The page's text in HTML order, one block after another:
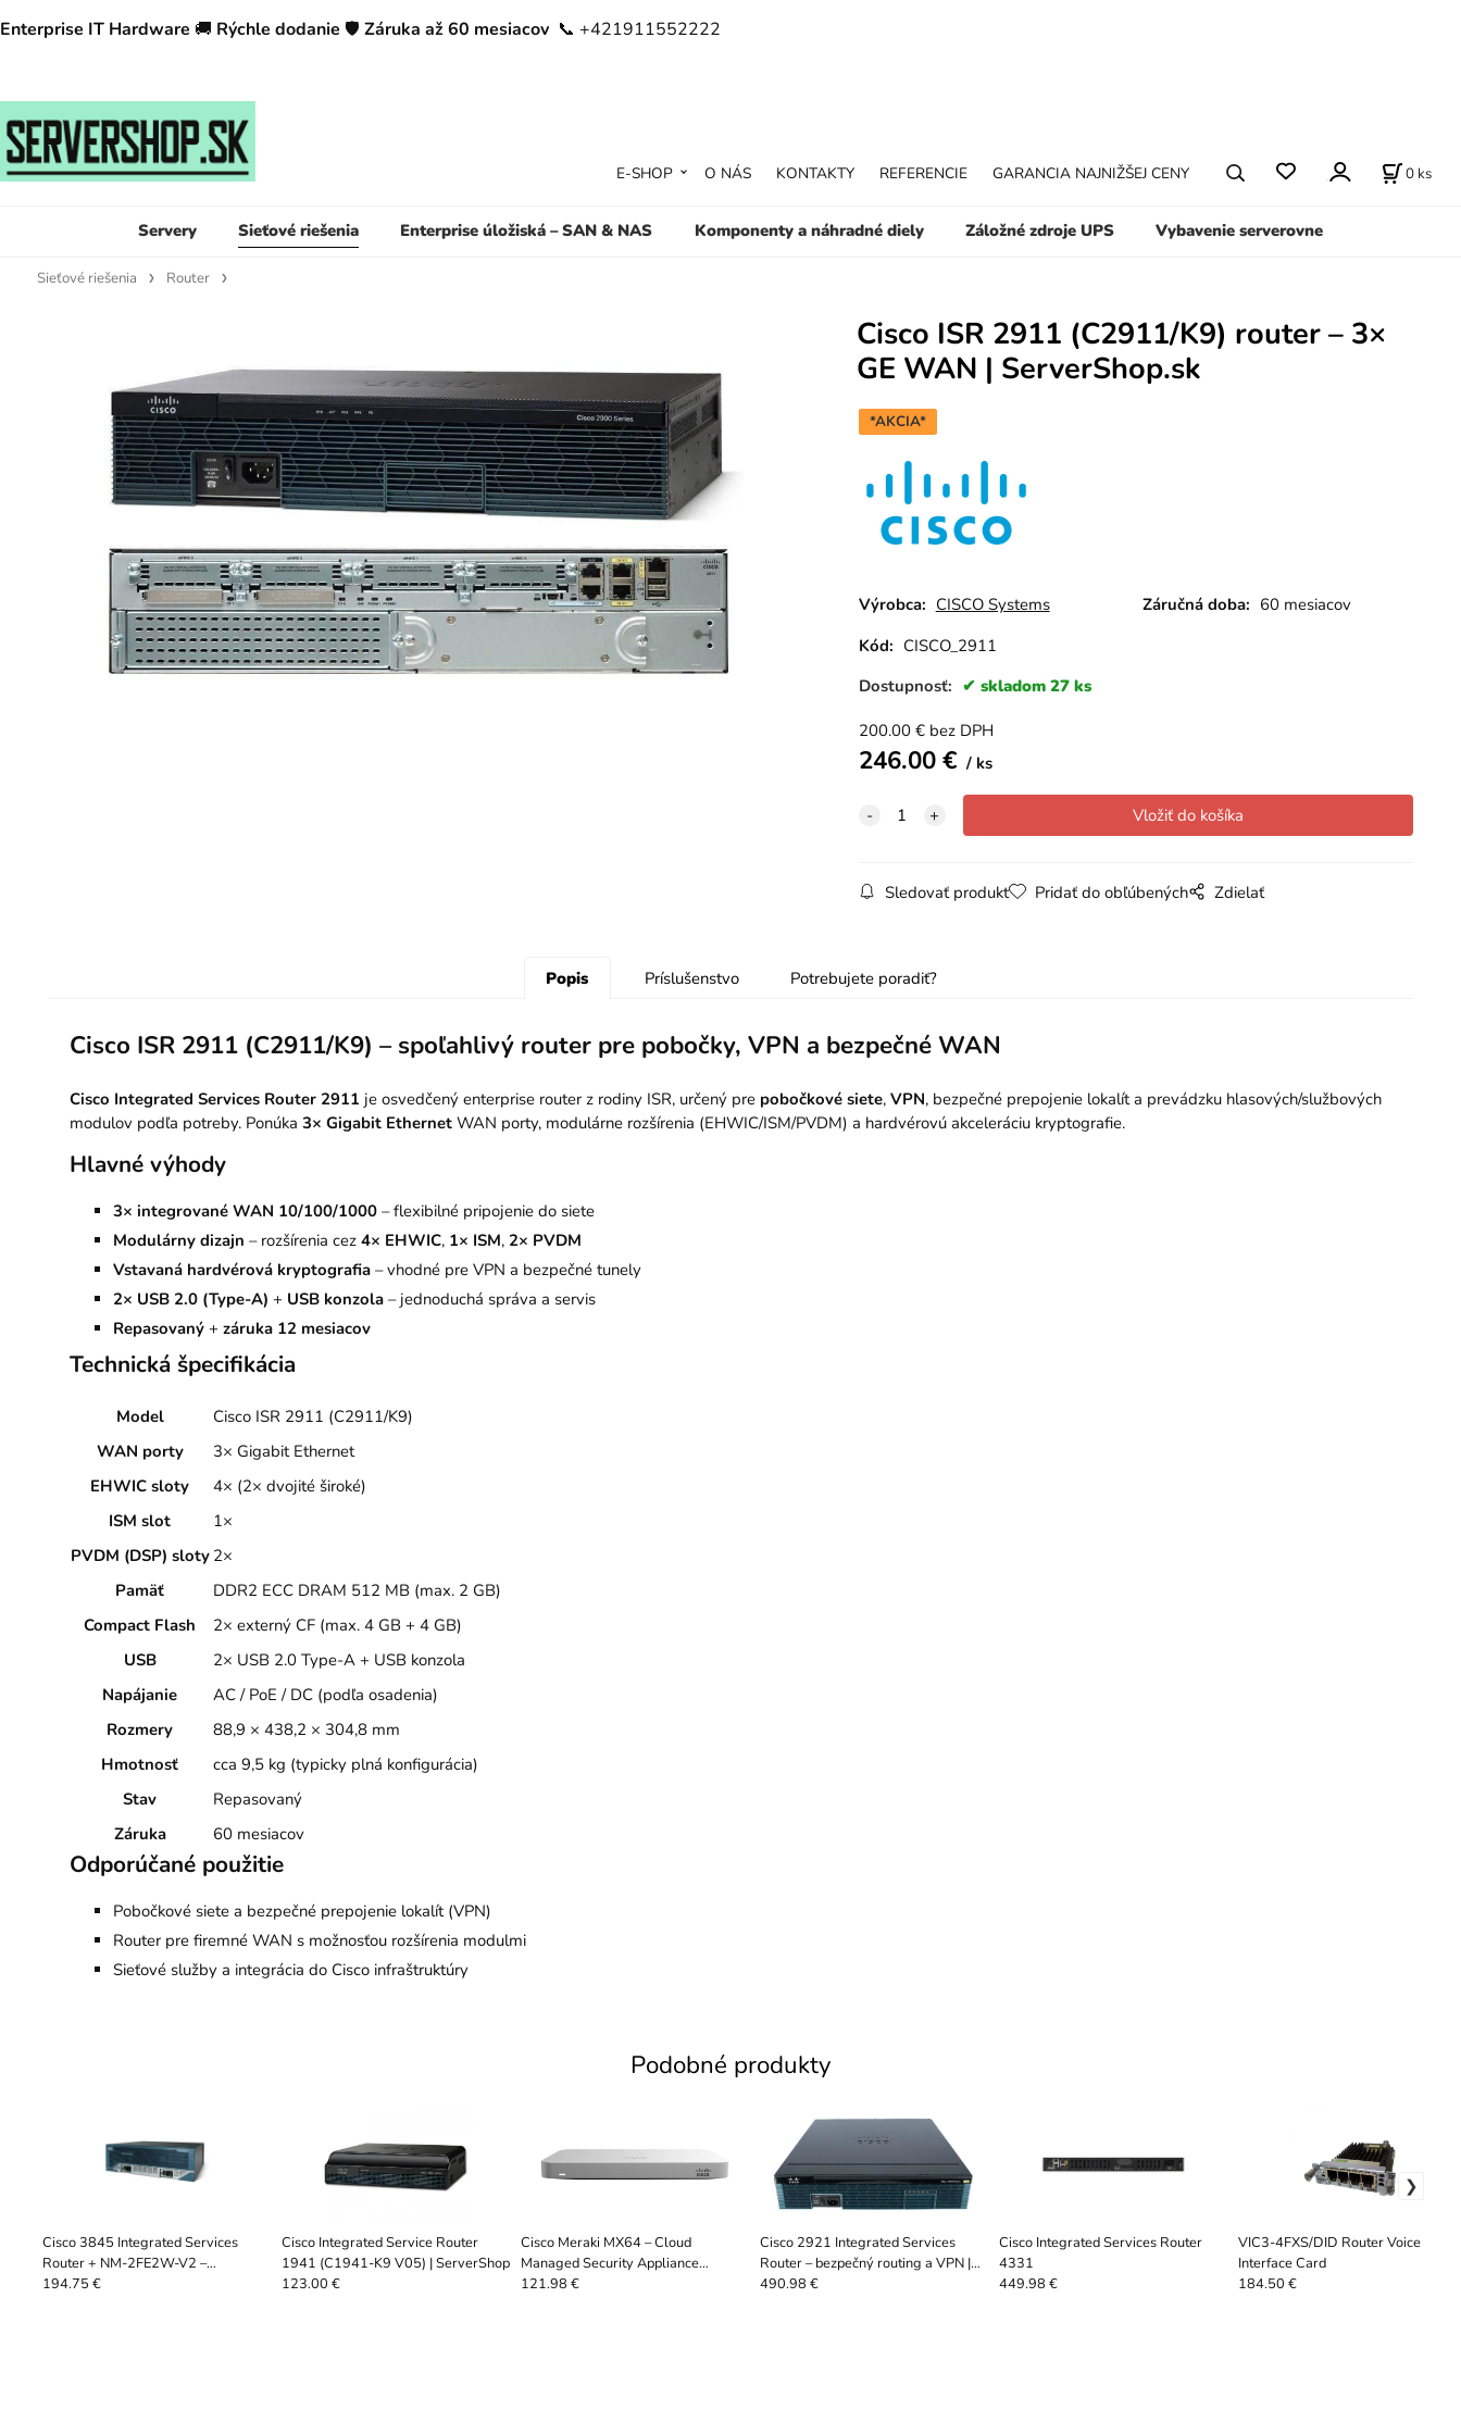
Enterprise IT Hardware 🚚 Rýchle dodanie 🛡️ Záruka až 60 mesiacov 📞 +421911552222
Servery Sieťové riešenia Enterprise úložiská – SAN & NAS Komponenty a náhradné diely Záložné zdroje UPS Vybavenie serverovne
E-SHOP O NÁS KONTAKTY REFERENCIE GARANCIA NAJNIŽŠEJ CENY 0 ks
Sieťové riešenia Router
Cisco ISR 2911 (C2911/K9) router – 3×
GE WAN | ServerShop.sk
*AKCIA*
Výrobca: CISCO Systems Záručná doba: 60 mesiacov
Kód: CISCO_2911
Dostupnosť:
skladom 27 ks
200.00€ bez DPH
246.00€ ks
Sledovať produkt Pridať do obľúbených Zdielať
Popis Príslušenstvo Potrebujete poradiť?
Cisco ISR 2911 (C2911/K9) – spoľahlivý router pre pobočky, VPN a bezpečné WAN
Cisco Integrated Services Router 2911je osvedčený enterprise router z rodiny ISR, určený pre pobočkové siete, VPN, bezpečné prepojenie lokalít a prevádzku hlasových/službových
modulov podľa potreby. Ponúka 3× Gigabit EthernetWAN porty, modulárne rozšírenia (EHWIC/ISM/PVDM) a hardvérovú akceleráciu kryptografie.
Hlavné výhody
3× integrované WAN 10/100/1000– flexibilné pripojenie do siete
Modulárny dizajn – rozšírenia cez 4× EHWIC, 1× ISM, 2× PVDM
Vstavaná hardvérová kryptografia– vhodné pre VPN a bezpečné tunely
2× USB 2.0 (Type-A) + USB konzola– jednoduchá správa a servis
Repasovaný+ záruka 12 mesiacov
Technická špecifikácia
Model
Cisco ISR 2911 (C2911/K9)
WAN porty
3× Gigabit Ethernet
EHWIC sloty
4× (2× dvojité široké)
ISM slot
1×
PVDM (DSP) sloty 2×
Pamäť
DDR2 ECC DRAM 512 MB (max. 2 GB)
Compact Flash
2× externý CF (max. 4 GB + 4 GB)
USB
2× USB 2.0 Type-A + USB konzola
Napájanie
AC / PoE / DC (podľa osadenia)
Rozmery
88,9 × 438,2 × 304,8 mm
Hmotnosť
cca 9,5 kg (typicky plná konfigurácia)
Stav
Repasovaný
Záruka
60 mesiacov
Odporúčané použitie
Pobočkové siete a bezpečné prepojenie lokalít (VPN)
Router pre firemné WAN s možnosťou rozšírenia modulmi
Sieťové služby a integrácia do Cisco infraštruktúry
Podobné produkty
Cisco 3845 Integrated Services
Router + NM-2FE2W-V2 –
enterprise WAN | ServerShop
194.75 €
Cisco Integrated Service Router
1941 (C1941-K9 V05) | ServerShop
123.00 €
Cisco Meraki MX64 – Cloud
Managed Security Appliance
(Firewall/SD-WAN) | ServerShop
121.98 €
Cisco 2921 Integrated Services
Router – bezpečný routing a VPN |
ServerShop
490.98 €
Cisco Integrated Services Router
4331
449.98 €
VIC3-4FXS/DID Router Voice
Interface Card
184.50 €